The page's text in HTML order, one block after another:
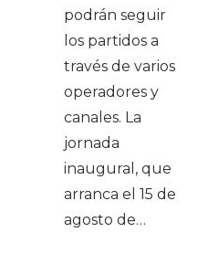
podrán seguir
los partidos a
través de varios
operadores y
canales. La
jornada
inaugural, que
arranca el 15 de
agosto de…